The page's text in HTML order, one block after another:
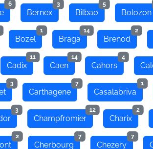
6
Bernex
3
Bilbao
5
Bolozon
Bozel
1
Braga
14
Brenod
2
Cadix
11
Caen
14
Cahors
4
3
Carthagene
7
Casalabriva
1
3
Champfromier
12
Charix
2
2
Cherbourg
7
Chezery
7